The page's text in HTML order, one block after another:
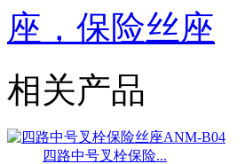
座，保险丝座
相关产品
四路中号叉栓保险...